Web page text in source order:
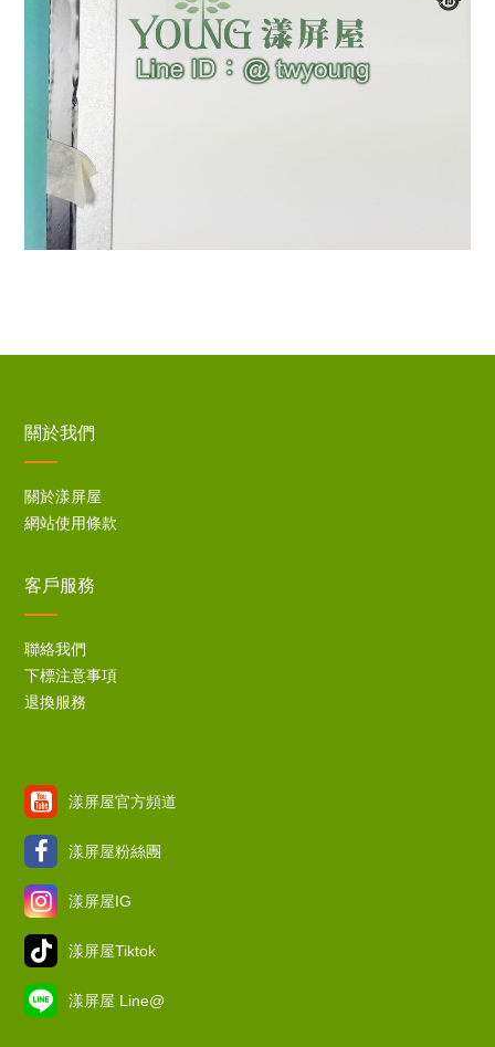
關於我們
關於漾屏屋
網站使用條款
客戶服務
聯絡我們
下標注意事項
退換服務
漾屏屋官方頻道
漾屏屋粉絲團
漾屏屋IG
漾屏屋Tiktok
漾屏屋 Line@